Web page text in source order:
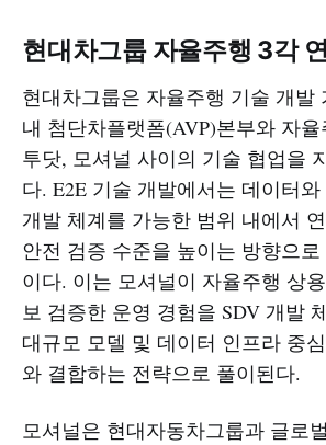
현대차그룹 자율주행 3각
현대차그룹은 자율주행 기술 개발
내 첨단차플랫폼(AVP)본부와 자
투닷, 모셔널 사이의 기술 협업을
다. E2E 기술 개발에서는 데이터
개발 체계를 가능한 범위 내에서
안전 검증 수준을 높이는 방향으
이다. 이는 모셔널이 자율주행 상
보 검증한 운영 경험을 SDV 개발
대규모 모델 및 데이터 인프라 중
와 결합하는 전략으로 풀이된다.​​
모셔널은 현대자동차그룹과 글로